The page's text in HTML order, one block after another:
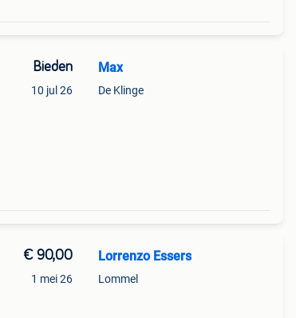
Bieden
10 jul 26
Max
De Klinge
€ 90,00
1 mei 26
Lorrenzo Essers
Lommel